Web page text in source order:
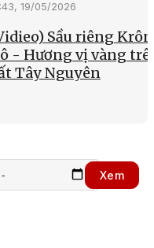
19/05/2026
Sầu riêng
- Hương vị vàng
Tây Nguyên
Xem